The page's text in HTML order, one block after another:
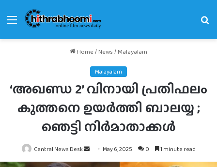
Menu
Home/News / Malayalam
Malayalam
‘അഖണ്ഡ 2’ വിനായി പ്രതിഫലം
കുത്തനെ ഉയർത്തി ബാലയ്യ ;
ഞെട്ടി നിർമാതാക്കൾ
Central News Desk
Send
an
May 6, 2025 0 1 minute read